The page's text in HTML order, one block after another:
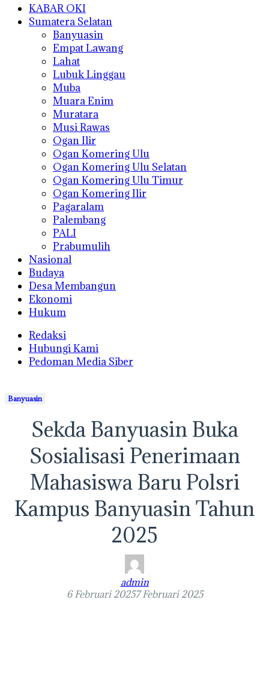
KABAR OKI
Sumatera Selatan
Banyuasin
Empat Lawang
Lahat
Lubuk Linggau
Muba
Muara Enim
Muratara
Musi Rawas
Ogan Ilir
Ogan Komering Ulu
Ogan Komering Ulu Selatan
Ogan Komering Ulu Timur
Ogan Komering Ilir
Pagaralam
Palembang
PALI
Prabumulih
Nasional
Budaya
Desa Membangun
Ekonomi
Hukum
Redaksi
Hubungi Kami
Pedoman Media Siber
Banyuasin
Sekda Banyuasin Buka
Sosialisasi Penerimaan
Mahasiswa Baru Polsri
Kampus Banyuasin Tahun
2025
admin
6 Februari 20257 Februari 2025